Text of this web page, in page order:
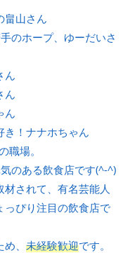
畠山さん
のホープ、ゆーだいさ
ん
ん
ん
き！ナナホちゃん
職場。
のある飲食店です(^-^)
されて、有名芸能人
っぴり注目の飲食店で
、 未経験歓迎です。